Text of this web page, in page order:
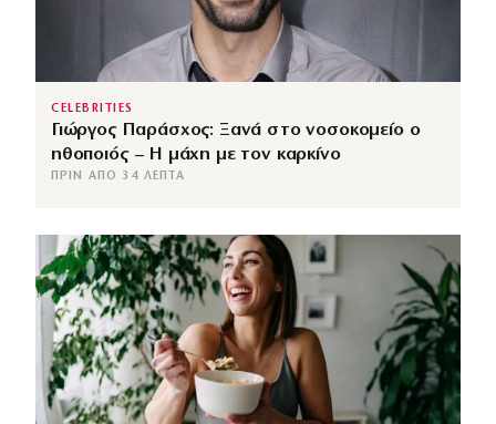
CELEBRITIES
Γιώργος Παράσχος: Ξανά στο νοσοκομείο ο
ηθοποιός – Η μάχη με τον καρκίνο
ΠΡΙΝ ΑΠΌ 34 ΛΕΠΤΆ